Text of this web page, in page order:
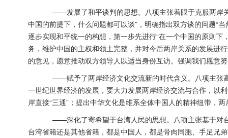
——发展了和平谈判的思想。八项主张着眼于克服两岸关
中国的前提下，什么问题都可以谈”，明确指出双方谈的问题“
逐步实现和平统一的构想，第一步先进行“在一个中国的原则
务，维护中国的主权和领土完整，并对今后两岸关系的发展进
的意见，愿意推动双方领导人以适当身份互访。强调我们愿意
——赋予了两岸经济文化交流新的时代含义。八项主张高
一世纪世界经济的发展，要大力发展两岸经济交流与合作，以
岸直接“三通”；提出中华文化是维系全体中国人的精神纽带，
——深化了寄希望于台湾人民的思想。八项主张基于对台
台湾省籍还是其他省籍，都是中国人，都是骨肉同胞、手足兄